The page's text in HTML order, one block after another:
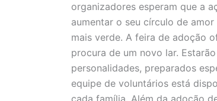
organizadores esperam que a
aumentar o seu círculo de
mais verde. A feira de adoção
procura de um novo lar.
personalidades, preparados
equipe de voluntários está